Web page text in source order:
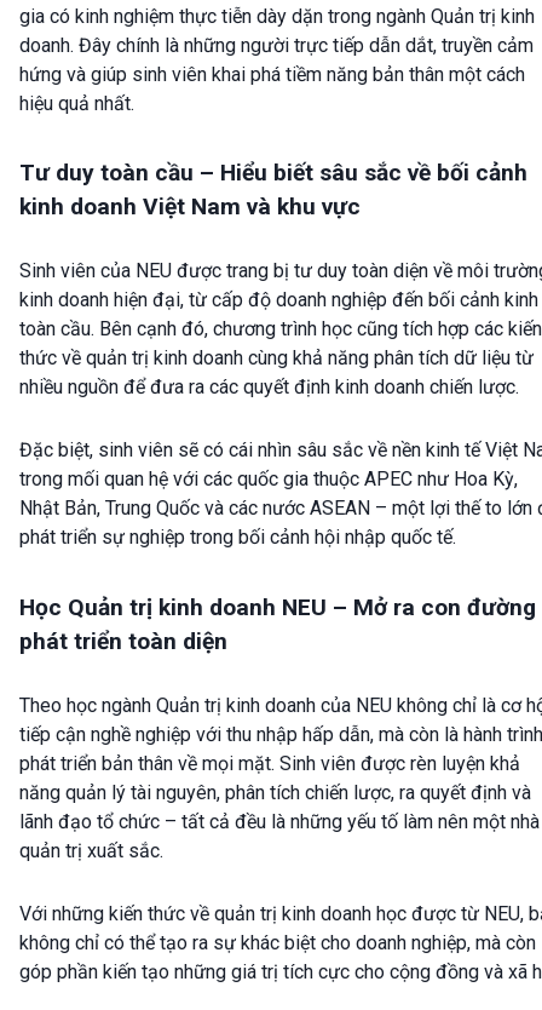
gia có kinh nghiệm thực tiễn dày dặn trong ngành Quản trị kinh
doanh. Đây chính là những người trực tiếp dẫn dắt, truyền cảm
hứng và giúp sinh viên khai phá tiềm năng bản thân một cách
hiệu quả nhất.
Tư duy toàn cầu – Hiểu biết sâu sắc về bối cảnh
kinh doanh Việt Nam và khu vực
Sinh viên của NEU được trang bị tư duy toàn diện về môi
kinh doanh hiện đại, từ cấp độ doanh nghiệp đến bối cảnh
toàn cầu. Bên cạnh đó, chương trình học cũng tích hợp các kiến
thức về quản trị kinh doanh cùng khả năng phân tích dữ liệu từ
nhiều nguồn để đưa ra các quyết định kinh doanh chiến lược.
Đặc biệt, sinh viên sẽ có cái nhìn sâu sắc về nền kinh tế Việt
trong mối quan hệ với các quốc gia thuộc APEC như Hoa Kỳ,
Nhật Bản, Trung Quốc và các nước ASEAN – một lợi thế to lớn
phát triển sự nghiệp trong bối cảnh hội nhập quốc tế.
Học Quản trị kinh doanh NEU – Mở ra con đường
phát triển toàn diện
Theo học ngành Quản trị kinh doanh của NEU không chỉ là cơ
tiếp cận nghề nghiệp với thu nhập hấp dẫn, mà còn là hành trình
phát triển bản thân về mọi mặt. Sinh viên được rèn luyện khả
năng quản lý tài nguyên, phân tích chiến lược, ra quyết định và
lãnh đạo tổ chức – tất cả đều là những yếu tố làm nên một nhà
quản trị xuất sắc.
Với những kiến thức về quản trị kinh doanh học được từ NEU,
không chỉ có thể tạo ra sự khác biệt cho doanh nghiệp, mà còn
góp phần kiến tạo những giá trị tích cực cho cộng đồng và xã